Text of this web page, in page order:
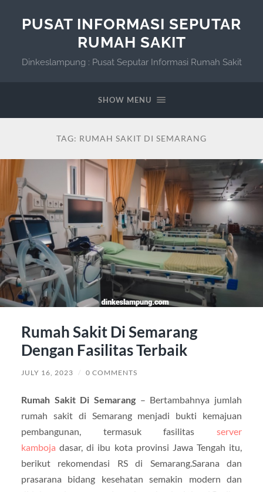
PUSAT INFORMASI SEPUTAR
RUMAH SAKIT
Dinkeslampung : Pusat Seputar Informasi Rumah Sakit
SHOW MENU
TAG: RUMAH SAKIT DI SEMARANG
Rumah Sakit Di Semarang
Dengan Fasilitas Terbaik
JULY 16, 2023 / 0 COMMENTS
Rumah Sakit Di Semarang – Bertambahnya jumlah
rumah sakit di Semarang menjadi bukti kemajuan
pembangunan, termasuk fasilitasserver
kamboja dasar, di ibu kota provinsi Jawa Tengah itu,
berikut rekomendasi RS di Semarang.Sarana dan
prasarana bidang kesehatan semakin modern dan